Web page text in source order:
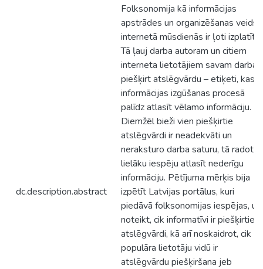
dc.description.abstract
Folksonomija kā informācijas
apstrādes un organizēšanas veids
internetā mūsdienās ir ļoti izplatīta.
Tā ļauj darba autoram un citiem
interneta lietotājiem savam
piešķirt atslēgvārdu – etiķeti, kas
informācijas izgūšanas procesā
palīdz atlasīt vēlamo informāciju.
Diemžēl bieži vien piešķirtie
atslēgvārdi ir neadekvāti un
neraksturo darba saturu, tā radot
lielāku iespēju atlasīt nederīgu
informāciju. Pētījuma mērķis bija
izpētīt Latvijas portālus, kuri
piedāvā folksonomijas iespējas, un
noteikt, cik informatīvi ir piešķirtie
atslēgvārdi, kā arī noskaidrot, cik
populāra lietotāju vidū ir
atslēgvārdu piešķiršana jeb